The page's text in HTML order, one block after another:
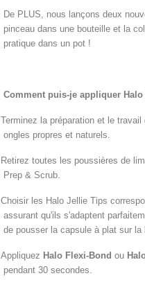
De PLUS, nous lançons deux
pinceau dans une bouteille et la
pratique dans un pot !
Comment puis-je appliquer
Terminez la préparation et le
ongles propres et naturels.
Retirez toutes les poussières de
Prep & Scrub.
Choisir les Halo Jellie Tips
assurant qu'ils s'adaptent
de pousser la capsule à plat sur la
Appliquez Halo Flexi-Bond ou
pendant 30 secondes.